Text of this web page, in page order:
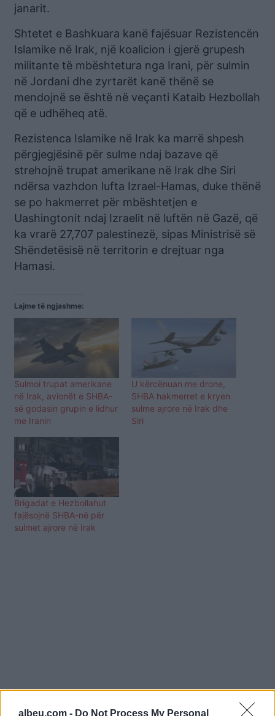
albeu.com - Do Not Process My Personal
janarit.
Shtetet e Bashkuara kanë fajësuar Rezistencën
Islamike në Irak, një koalicion i gjerë grupesh
militante të mbështetura nga Irani, për sulmin
në Jordani dhe zyrtarët kanë thënë se
mendojnë se është në veçanti Kataib Hezbollah
që e udhëheq atë.
Rezistenca Islamike në Irak ka marrë shpesh
përgjegjësinë për sulme ndaj bazave që
strehojnë trupat amerikane në Irak dhe Siri
ndërsa vazhdon lufta Izrael-Hamas, duke thënë
se po hakmerret për mbështetjen e
Uashingtonit ndaj Izraelit në luftën në Gazë, që
ka vrarë 27,707 palestinezë, sipas Ministrisë së
Shëndetësisë në territorin e drejtuar nga
Hamasi.
Lajme të ngjashme:
Sulmoi trupat amerikane
në Irak, avionët e SHBA-
së godasin grupin e lidhur
me Iranin
U kërcënuan me drone,
SHBA hakmerret e kryen
sulme ajrore në Irak dhe
Siri
Brigadat e Hezbollahut
fajësojnë SHBA-në për
sulmet ajrore në Irak